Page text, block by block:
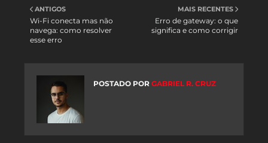
MAIS RECENTES
Erro de gateway: o que
significa e como corrigir
ANTIGOS
Wi-Fi conecta mas não
navega: como resolver
esse erro
POSTADO POR GABRIEL R. CRUZ